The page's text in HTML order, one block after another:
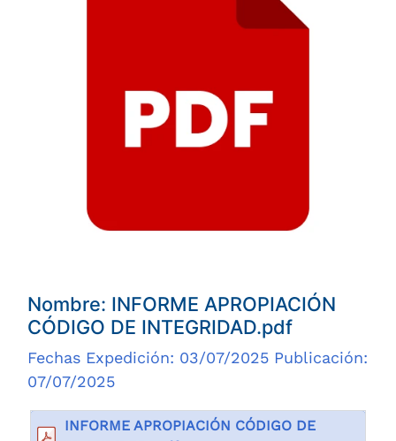
Nombre: INFORME APROPIACIÓN
CÓDIGO DE INTEGRIDAD.pdf
Fechas Expedición: 03/07/2025 Publicación:
07/07/2025
INFORME APROPIACIÓN CÓDIGO DE